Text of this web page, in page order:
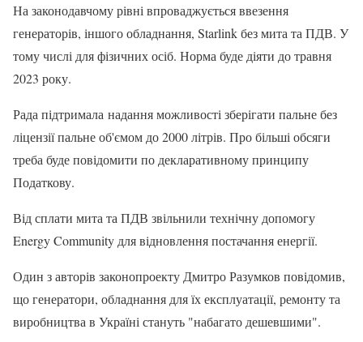
На законодавчому рівні впроваджується ввезення
генераторів, іншого обладнання, Starlink без мита та ПДВ. У
тому числі для фізичних осіб. Норма буде діяти до травня
2023 року.
Рада підтримала надання можливості зберігати пальне без
ліцензії пальне об'ємом до 2000 літрів. Про більші обсяги
треба буде повідомити по декларативному принципу
Податкову.
Від сплати мита та ПДВ звільнили технічну допомогу
Energy Community для відновлення постачання енергії.
Один з авторів законопроекту Дмитро Разумков повідомив,
що генератори, обладнання для їх експлуатації, ремонту та
виробництва в Україні стануть "набагато дешевшими".